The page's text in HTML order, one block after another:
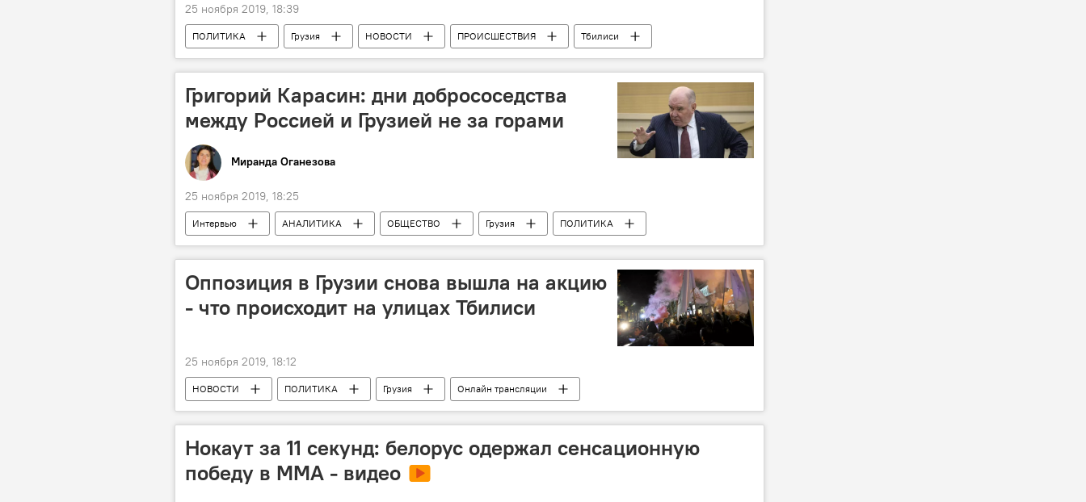
25 ноября 2019, 18:39
ПОЛИТИКА Грузия НОВОСТИ ПРОИСШЕСТВИЯ
Тбилиси
"Европейская Грузия - движение за свободу"
Парламентские выборы
Григорий Карасин: дни добрососедства
между Россией и Грузией не за горами
Миранда Оганезова
25 ноября 2019, 18:25
Интервью АНАЛИТИКА ОБЩЕСТВО Грузия
ПОЛИТИКА
Россия
Григорий Карасин Грузино-российские отношения
Оппозиция в Грузии снова вышла на акцию
- что происходит на улицах Тбилиси
25 ноября 2019, 18:12
НОВОСТИ ПОЛИТИКА Грузия Онлайн трансляции
Нокаут за 11 секунд: белорус одержал сенсационную
победу в ММА - видео